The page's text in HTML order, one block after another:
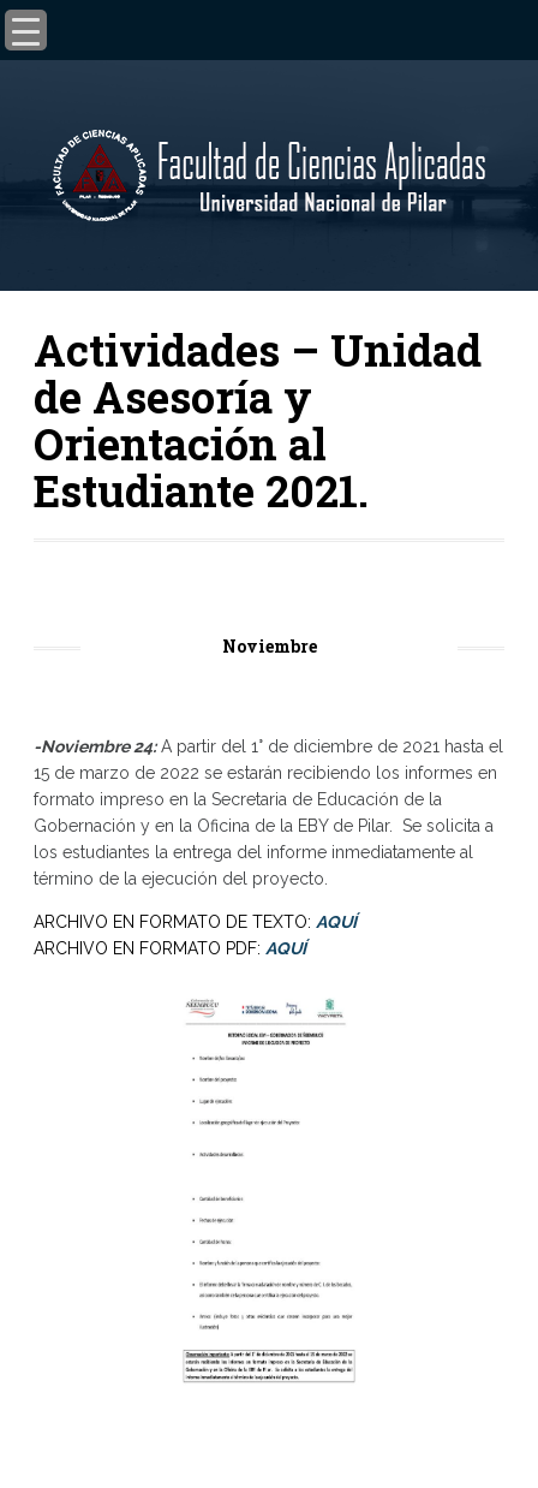
Actividades – Unidad
de Asesoría y
Orientación al
Estudiante 2021.
Noviembre
-Noviembre 24:A partir del 1° de diciembre de 2021 hasta el
15 de marzo de 2022 se estarán recibiendo los informes en
formato impreso en la Secretaria de Educación de la
Gobernación y en la Oficina de la EBY de Pilar. Se solicita a
los estudiantes la entrega del informe inmediatamente al
término de la ejecución del proyecto.
ARCHIVO EN FORMATO DE TEXTO: AQUÍ
ARCHIVO EN FORMATO PDF: AQUÍ